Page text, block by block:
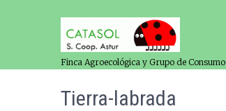
Finca Agroecológica y Grupo de Consumo
Tierra-labrada